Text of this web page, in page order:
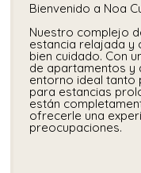
Bienvenido a Noa
Nuestro complejo
estancia relajada y
bien cuidado. Con
de apartamentos y
entorno ideal tanto
para estancias
están
ofrecerle una
preocupaciones.